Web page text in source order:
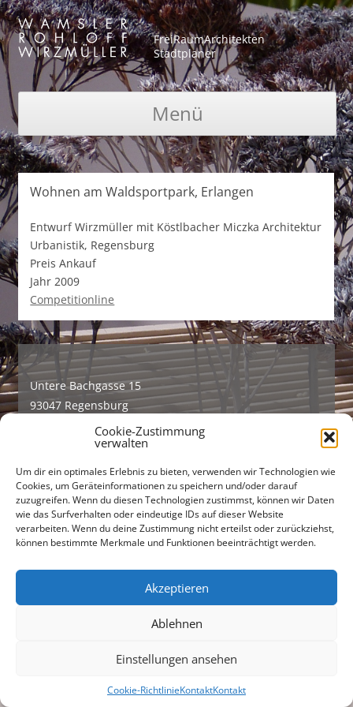
Cookie-Zustimmung
verwalten
Um dir ein optimales Erlebnis zu bieten, verwenden wir Technologien wie
Cookies, um Geräteinformationen zu speichern und/oder darauf
zuzugreifen. Wenn du diesen Technologien zustimmst, können wir Daten
wie das Surfverhalten oder eindeutige IDs auf dieser Website
verarbeiten. Wenn du deine Zustimmung nicht erteilst oder zurückziehst,
können bestimmte Merkmale und Funktionen beeinträchtigt werden.
Akzeptieren
Ablehnen
Einstellungen ansehen
Cookie-RichtlinieKontaktKontakt
FreiRaumArchitekten
Stadtplaner
Menü
Zum Inhalt springen
Wohnen am Waldsportpark, Erlangen
Entwurf Wirzmüller mit Köstlbacher Miczka Architektur
Urbanistik, Regensburg
Preis Ankauf
Jahr 2009
Competitionline
Untere Bachgasse 15
93047 Regensburg
Tel +49 (0)941 565745
buero@freiraumarchitekten.com
Suchen
nach: